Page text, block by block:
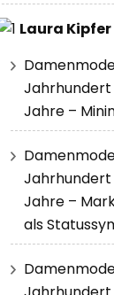
Laura Kipfer
Jahrhundert
Jahre –
Jahrhundert
Jahre –
als